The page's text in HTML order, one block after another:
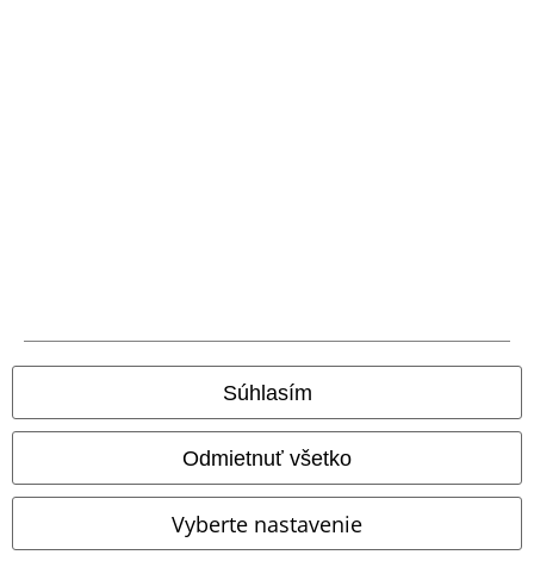
Súhlasím
Odmietnuť všetko
Vyberte nastavenie
A Warner Music Group Company